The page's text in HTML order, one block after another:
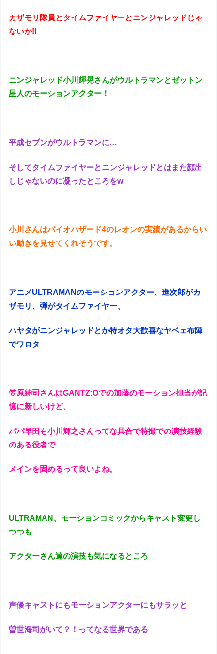
カザモリ隊員とタイムファイヤーとニンジャレッドじゃ
ないか!!
ニンジャレッド小川輝晃さんがウルトラマンとゼットン
星人のモーションアクター！
平成セブンがウルトラマンに…
そしてタイムファイヤーとニンジャレッドとはまた顔出
しじゃないのに凝ったところをw
小川さんはバイオハザード4のレオンの実績があるからい
い動きを見せてくれそうです。
アニメULTRAMANのモーションアクター、進次郎がカ
ザモリ、弾がタイムファイヤー、
ハヤタがニンジャレッドとか特オタ大歓喜なヤベェ布陣
でワロタ
笠原紳司さんはGANTZ:Oでの加藤のモーション担当が記
憶に新しいけど、
パパ早田も小川輝之さんってな具合で特撮での演技経験
のある役者で
メインを固めるって良いよね。
ULTRAMAN、モーションコミックからキャスト変更し
つつも
アクターさん達の演技も気になるところ
声優キャストにもモーションアクターにもサラッと
曽世海司がいて？！ってなる世界である